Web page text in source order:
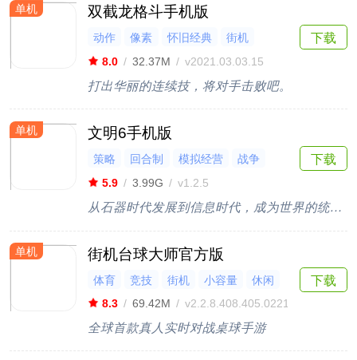
单机 双截龙格斗手机版
动作 像素 怀旧经典
街机
格斗
8.0 / 32.37M / v2021.03.03.15
打出华丽的连续技，将对手击败吧。
下载
单机 文明6手机版
策略 回合制 模拟经营
战争
Steam移植
5.9 / 3.99G / v1.2.5
从石器时代发展到信息时代，成为世界的统治者
下载
单机 街机台球大师官方版
体育 竞技 街机 小容量
休闲
8.3 / 69.42M / v2.2.8.408.405.0221
全球首款真人实时对战桌球手游
下载